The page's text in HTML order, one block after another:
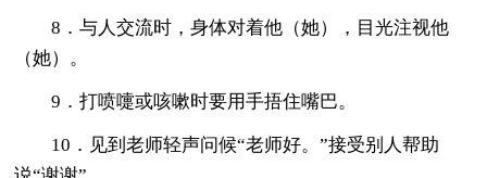
8．与人交流时，身体对着他（她），目光注视他
（她）。
9．打喷嚏或咳嗽时要用手捂住嘴巴。
10．见到老师轻声问候“老师好。”接受别人帮助